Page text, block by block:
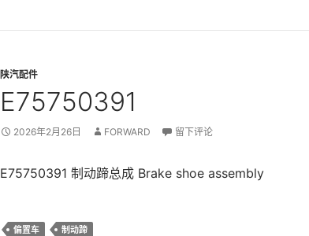
陕汽配件
E75750391
2026年2月26日 FORWARD 留下评论
E75750391 制动蹄总成 Brake shoe assembly
偏置车 制动蹄